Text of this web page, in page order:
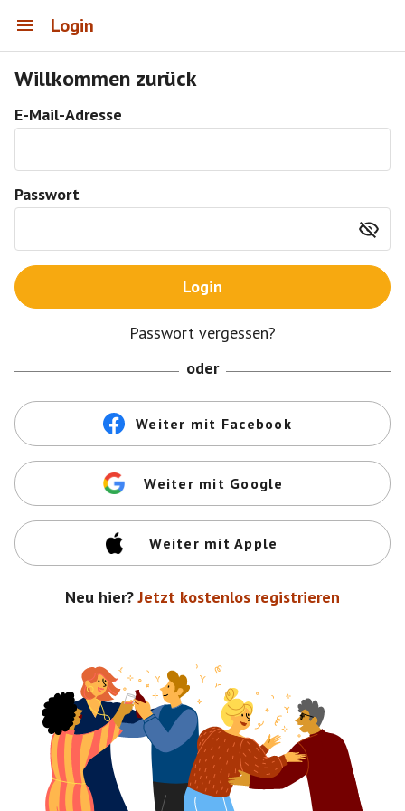
Login
Willkommen zurück
E-Mail-Adresse
Passwort
Login
Passwort vergessen?
oder
Weiter mit Facebook
Weiter mit Google
Weiter mit Apple
Neu hier? Jetzt kostenlos registrieren